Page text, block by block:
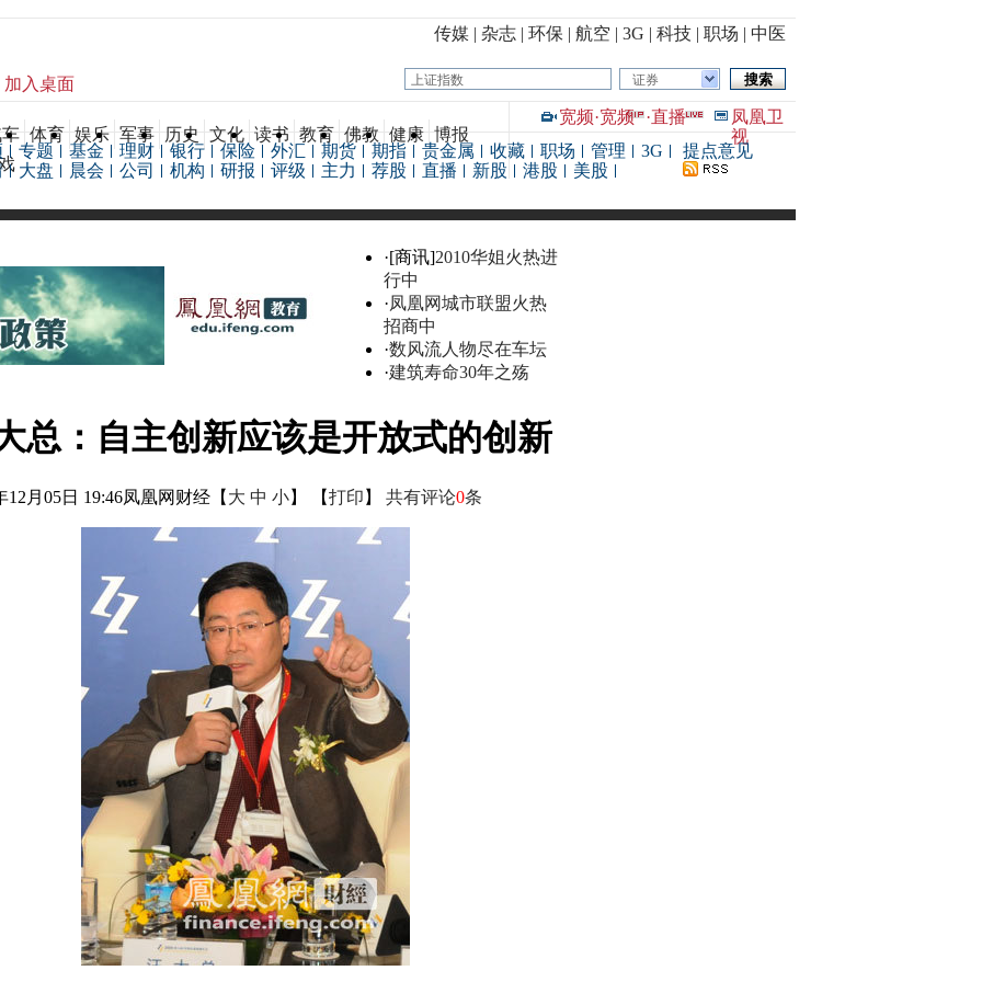
传媒| 杂志| 环保 | 航空 | 3G | 科技| 职场 | 中医
加入桌面 证券
体育 娱乐 军事 历史 文化 读书 教育 佛教 健康 博报
宽频·宽频 ·直播
凤凰卫
视
专题 基金 理财 银行 保险 外汇 期货 期指 贵金属 收藏 职场 管理
3G
大盘 晨会 公司 机构 研报 评级 主力 荐股 直播 新股 港股 美股
提点意见
·[商讯]2010华姐火热进
行中
·凤凰网城市联盟火热
招商中
·数风流人物尽在车坛
·建筑寿命30年之殇
总：自主创新应该是开放式的创新
12月05日 19:46凤凰网财经 【 大 中 小】 【打印 】 共有评论0条